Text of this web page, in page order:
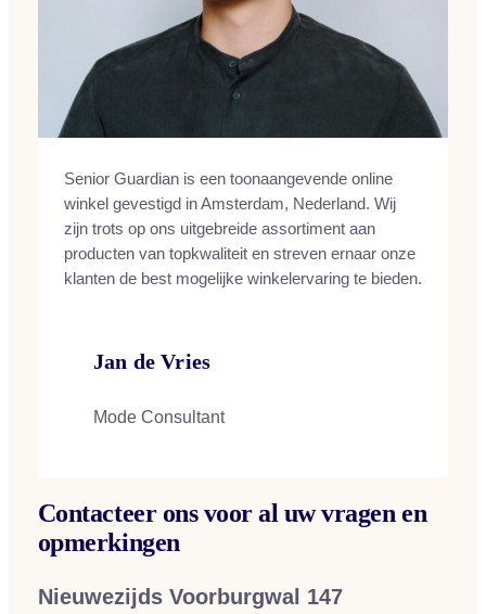
Senior Guardian is een toonaangevende online
winkel gevestigd in Amsterdam, Nederland. Wij
zijn trots op ons uitgebreide assortiment aan
producten van topkwaliteit en streven ernaar onze
klanten de best mogelijke winkelervaring te bieden.
Jan de Vries
Mode Consultant
Contacteer ons voor al uw vragen en
opmerkingen
Nieuwezijds Voorburgwal 147